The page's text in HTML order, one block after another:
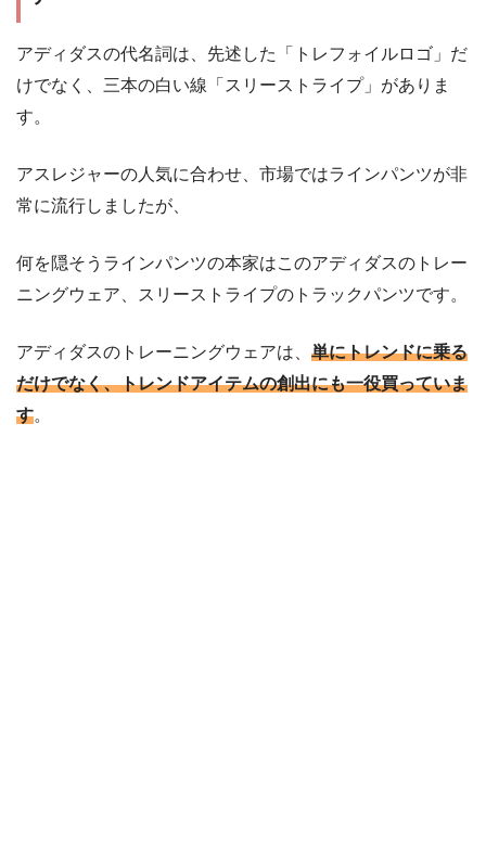
アディダスの代名詞は、先述した「トレフォイルロゴ」だ
けでなく、三本の白い線「スリーストライプ」がありま
す。
アスレジャーの人気に合わせ、市場ではラインパンツが非
常に流行しましたが、
何を隠そうラインパンツの本家はこのアディダスのトレー
ニングウェア、スリーストライプのトラックパンツです。
アディダスのトレーニングウェアは、 単にトレンドに乗る
だけでなく、トレンドアイテムの創出にも一役買っていま
す。